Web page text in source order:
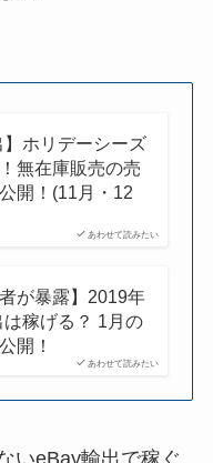
あわせて読みたい
】ホリデーシーズ
無在庫販売の売
開！(11月・12
あわせて読みたい
者が暴露】2019年
は稼げる？ 1月の
開！